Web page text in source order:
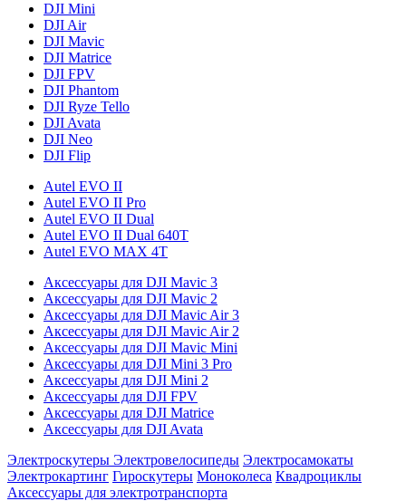
DJI Mini
DJI Air
DJI Mavic
DJI Matrice
DJI FPV
DJI Phantom
DJI Ryze Tello
DJI Avata
DJI Neo
DJI Flip
Autel EVO II
Autel EVO II Pro
Autel EVO II Dual
Autel EVO II Dual 640T
Autel EVO MAX 4T
Аксессуары для DJI Mavic 3
Аксессуары для DJI Mavic 2
Аксессуары для DJI Mavic Air 3
Аксессуары для DJI Mavic Air 2
Аксессуары для DJI Mavic Mini
Аксессуары для DJI Mini 3 Pro
Аксессуары для DJI Mini 2
Аксессуары для DJI FPV
Аксессуары для DJI Matrice
Аксессуары для DJI Avata
Электроскутеры Электровелосипеды Электросамокаты
Электрокартинг Гироскутеры Моноколеса Квадроциклы
Аксессуары для электротранспорта